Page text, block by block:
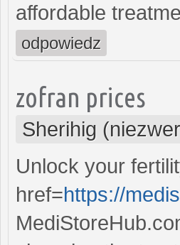
affordable
odpowiedz
zofran prices
Sherihig
Unlock your
href=https://